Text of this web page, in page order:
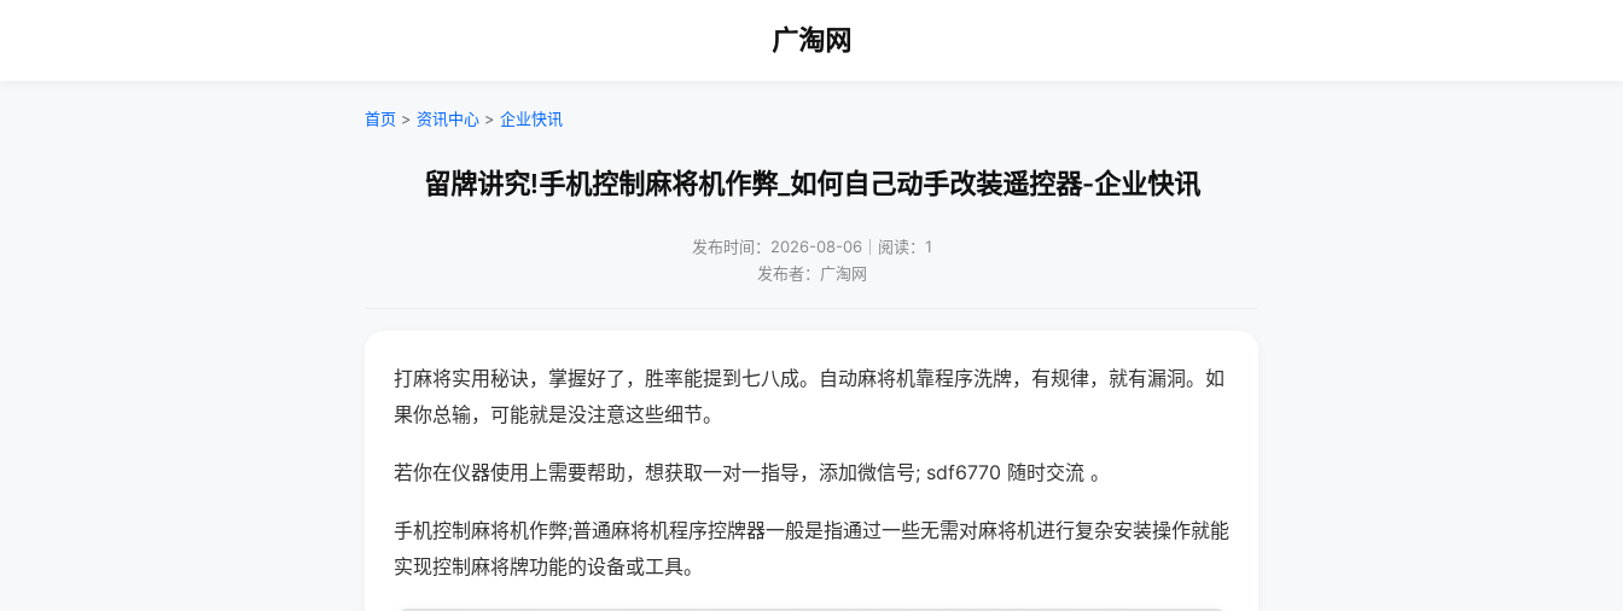
广淘网
首页 > 资讯中心 > 企业快讯
留牌讲究!手机控制麻将机作弊_如何自己动手改装遥控器-企业快讯
发布时间：2026-08-06｜阅读：1
发布者：广淘网
打麻将实用秘诀，掌握好了，胜率能提到七八成。自动麻将机靠程序洗牌，有规律，就有漏洞。如
果你总输，可能就是没注意这些细节。
若你在仪器使用上需要帮助，想获取一对一指导，添加微信号; sdf6770 随时交流 。
手机控制麻将机作弊;普通麻将机程序控牌器一般是指通过一些无需对麻将机进行复杂安装操作就能
实现控制麻将牌功能的设备或工具。